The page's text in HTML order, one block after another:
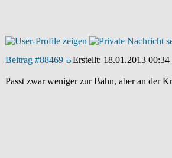
Beitrag #88469 Erstellt: 18.01.2013 00:34
Passt zwar weniger zur Bahn, aber an der